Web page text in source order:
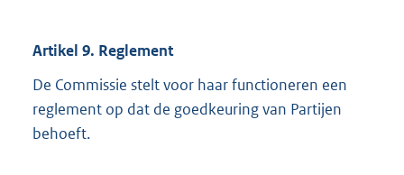
Artikel 9. Reglement
De Commissie stelt voor haar functioneren een
reglement op dat de goedkeuring van Partijen
behoeft.